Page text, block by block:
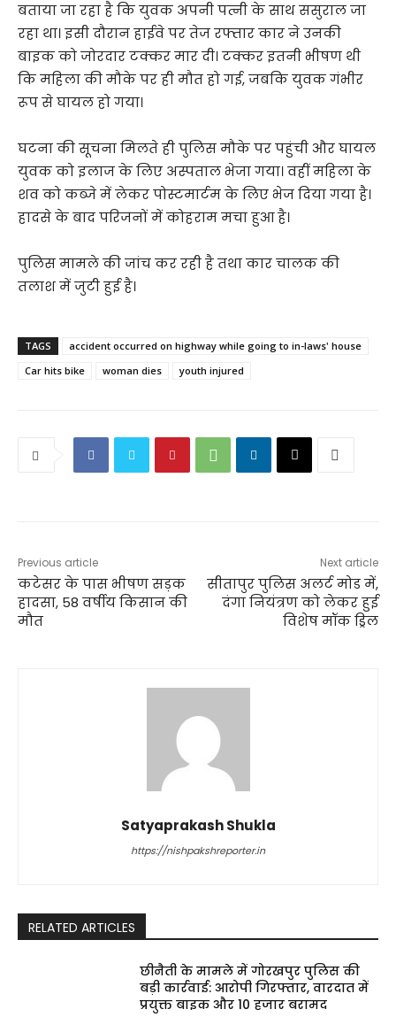
बताया जा रहा है कि युवक अपनी पत्नी के साथ ससुराल जा
रहा था। इसी दौरान हाईवे पर तेज रफ्तार कार ने उनकी
बाइक को जोरदार टक्कर मार दी। टक्कर इतनी भीषण थी
कि महिला की मौके पर ही मौत हो गई, जबकि युवक गंभीर
रूप से घायल हो गया।
घटना की सूचना मिलते ही पुलिस मौके पर पहुंची और घायल
युवक को इलाज के लिए अस्पताल भेजा गया। वहीं महिला के
शव को कब्जे में लेकर पोस्टमार्टम के लिए भेज दिया गया है।
हादसे के बाद परिजनों में कोहराम मचा हुआ है।
पुलिस मामले की जांच कर रही है तथा कार चालक की
तलाश में जुटी हुई है।
TAGS
accident occurred on highway while going to in-laws' house
Car hits bike
woman dies youth injured
Previous article
कटेसर के पास भीषण सड़क
हादसा, 58 वर्षीय किसान की
मौत
Next article
सीतापुर पुलिस अलर्ट मोड में,
दंगा नियंत्रण को लेकर हुई
विशेष मॉक ड्रिल
Satyaprakash Shukla
https://nishpakshreporter.in
RELATED ARTICLES
छीनैती के मामले में गोरखपुर पुलिस की
बड़ी कार्रवाई: आरोपी गिरफ्तार, वारदात में
प्रयुक्त बाइक और ₹10 हजार बरामद